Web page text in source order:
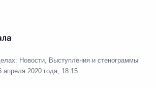
Новости, Выступления и стенограммы
апреля 2020 года, 18:15